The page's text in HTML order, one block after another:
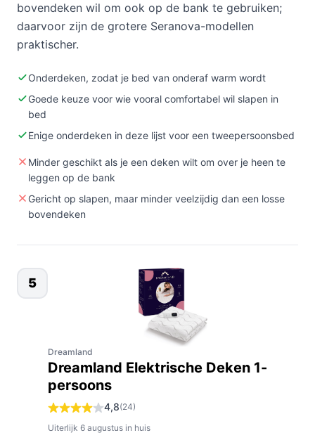
bovendeken wil om ook op de bank te gebruiken;
daarvoor zijn de grotere Seranova-modellen
praktischer.
Onderdeken, zodat je bed van onderaf warm wordt
Goede keuze voor wie vooral comfortabel wil slapen in
bed
Enige onderdeken in deze lijst voor een tweepersoonsbed
Minder geschikt als je een deken wilt om over je heen te
leggen op de bank
Gericht op slapen, maar minder veelzijdig dan een losse
bovendeken
5
Dreamland
Dreamland Elektrische Deken 1-
persoons
4,8(24)
Uiterlijk 6 augustus in huis